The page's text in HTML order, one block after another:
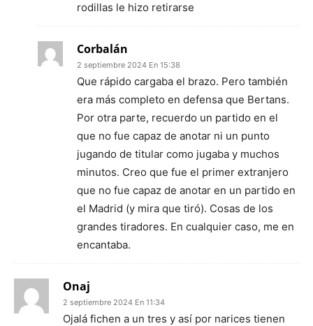
rodillas le hizo retirarse
Corbalán
2 septiembre 2024 En 15:38
Que rápido cargaba el brazo. Pero también
era más completo en defensa que Bertans.
Por otra parte, recuerdo un partido en el
que no fue capaz de anotar ni un punto
jugando de titular como jugaba y muchos
minutos. Creo que fue el primer extranjero
que no fue capaz de anotar en un partido en
el Madrid (y mira que tiró). Cosas de los
grandes tiradores. En cualquier caso, me en
encantaba.
Onaj
2 septiembre 2024 En 11:34
Ojalá fichen a un tres y así por narices tienen